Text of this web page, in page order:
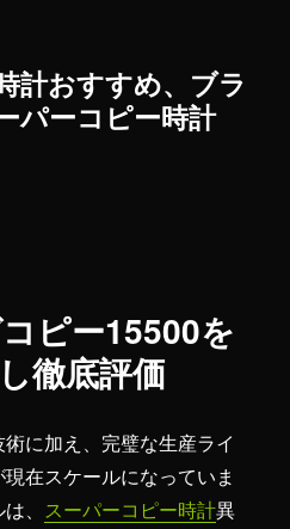
計おすすめ、ブラ
パーコピー時計
ピー15500を
徹底評価
に加え、完璧な生産ライ
在スケールになっていま
、 スーパーコピー時計異